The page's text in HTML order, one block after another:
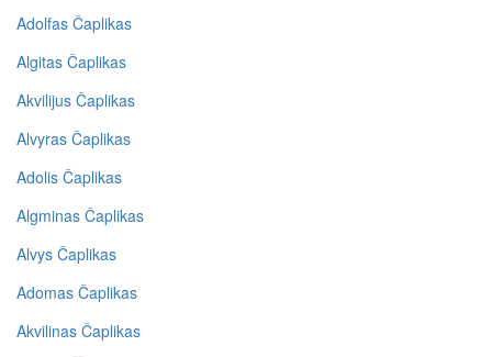
Adolfas Čaplikas
Algitas Čaplikas
Akvilijus Čaplikas
Alvyras Čaplikas
Adolis Čaplikas
Algminas Čaplikas
Alvys Čaplikas
Adomas Čaplikas
Akvilinas Čaplikas